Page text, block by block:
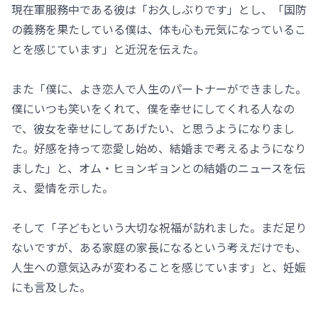
現在軍服務中である彼は「お久しぶりです」とし、「国防
の義務を果たしている僕は、体も心も元気になっているこ
とを感じています」と近況を伝えた。
また「僕に、よき恋人で人生のパートナーができました。
僕にいつも笑いをくれて、僕を幸せにしてくれる人なの
で、彼女を幸せにしてあげたい、と思うようになりまし
た。好感を持って恋愛し始め、結婚まで考えるようになり
ました」と、オム・ヒョンギョンとの結婚のニュースを伝
え、愛情を示した。
そして「子どもという大切な祝福が訪れました。まだ足り
ないですが、ある家庭の家長になるという考えだけでも、
人生への意気込みが変わることを感じています」と、妊娠
にも言及した。